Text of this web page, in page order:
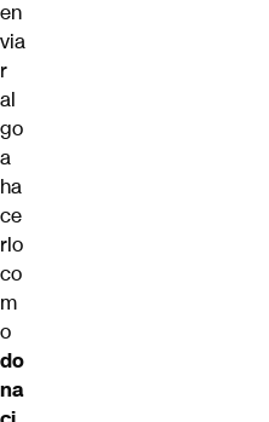
en
via
r
al
go
a
ha
ce
rlo
co
m
o
do
na